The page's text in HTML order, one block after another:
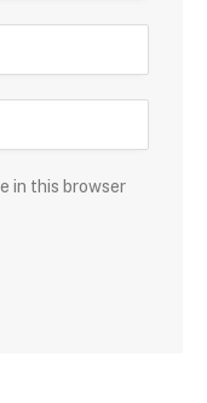
in this browser